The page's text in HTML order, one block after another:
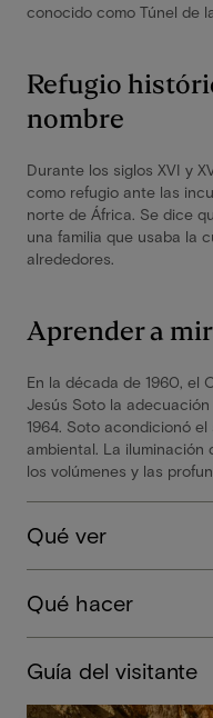
conocido como Túnel de
Refugio
nombre
Durante los siglos XVI y
como refugio ante las
norte de África. Se dice
una familia que usaba la
alrededores.
Aprender a
En la década de 1960, el
Jesús Soto la
1964. Soto acondicionó
ambiental. La iluminación
los volúmenes y las
Qué ver
Qué hacer
Guía del visitante